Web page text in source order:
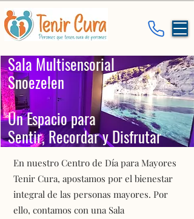
Sala Multisensorial
Snoezelen
Un Espacio para
Sentir, Recordar y Disfrutar
En nuestro Centro de Día para Mayores
Tenir Cura, apostamos por el bienestar
integral de las personas mayores. Por
ello, contamos con una Sala